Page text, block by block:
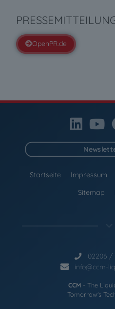
OpenPR.de
Startseite Impressum
Sitemap
02206 /
info@ccm-
CCM- The
Tomorrow's